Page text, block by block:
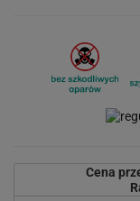
Cena